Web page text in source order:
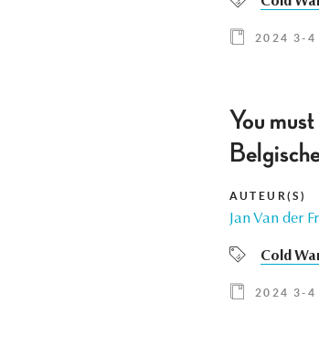
2024 3-4
You
AUTEUR(S)
Jan Van der
Cold
2024 3-4